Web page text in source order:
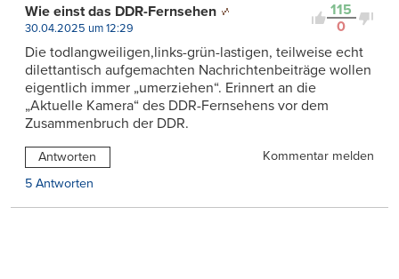
115
0
Wie einst das DDR-Fernsehen
30.04.2025 um 12:29
Die todlangweiligen,links-grün-lastigen, teilweise echt
dilettantisch aufgemachten Nachrichtenbeiträge wollen
eigentlich immer „umerziehen“. Erinnert an die
„Aktuelle Kamera“ des DDR-Fernsehens vor dem
Zusammenbruch der DDR.
Antworten
Kommentar melden
5 Antworten